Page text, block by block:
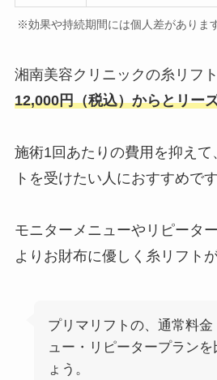
※効果や持続期間には個人差がありま
湘南美容クリニックの糸リフト
12,000円（税込）からとリー
施術1回あたりの費用を抑えて
トを受けたい人におすすめで
モニターメニューや リピータ
よりお財布に優しく糸リフト
プリマリフトの、通常料
ュー・リピータープラン
ょう。